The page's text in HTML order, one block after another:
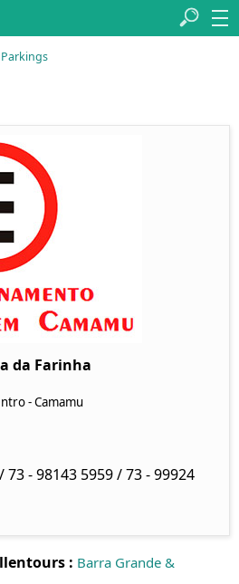
Parkings
da Farinha
- Camamu
73 - 98143 5959 / 73 - 99924
: Barra Grande &